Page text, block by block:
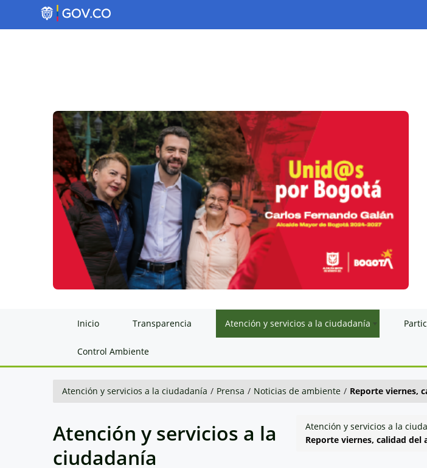
Inicio Transparencia Atención y servicios a la ciudadanía
Control Ambiente
Atención y servicios a la ciudadanía / Prensa / Noticias de ambiente / Reporte viernes,
Atención y servicios a la
ciudadanía
Atención y servicios a la
Reporte viernes, calidad del